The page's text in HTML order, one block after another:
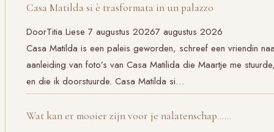
Casa Matilda si è trasformata in un palazzo
DoorTitia Liese 7 augustus 20267 augustus 2026
Casa Matilda is een paleis geworden, schreef een vriendin
aanleiding van foto’s van Casa Matilida die Maartje me
en die ik doorstuurde. Casa Matilda si…
Wat kan er mooier zijn voor je nalatenschap……